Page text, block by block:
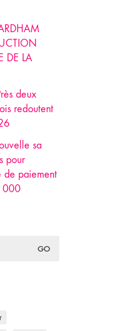
DE LA
deux
redoutent
sa
pour
de paiement
000